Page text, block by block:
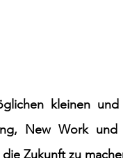
kleinen
New Work und
Zukunft zu